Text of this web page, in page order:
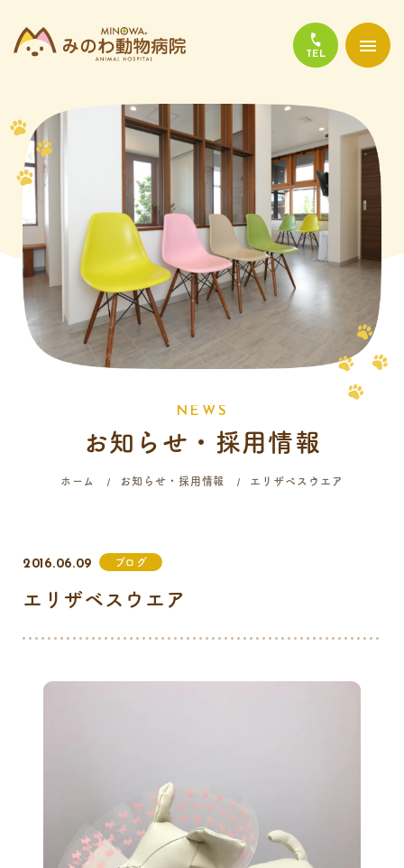
当院について
診療について
かかりやすい代表的な病気
よくある質問
058-214-4071
9:00 - 12:00
16:00 - 19:00
N E W S
お知らせ・採用情報
ホーム お知らせ・採用情報 エリザベスウエア
2016.06.09 ブログ
エリザベスウエア